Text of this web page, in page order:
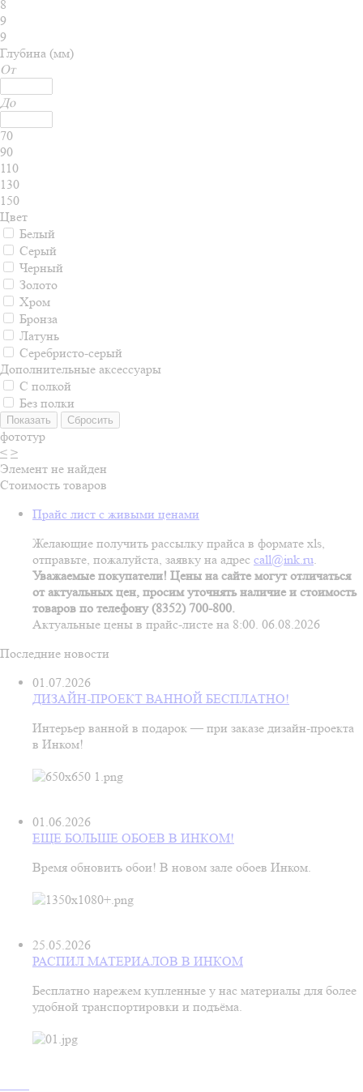
8
9
9
Глубина (мм)
От
До
70
90
110
130
150
Цвет
Белый
Серый
Черный
Золото
Хром
Бронза
Латунь
Серебристо-серый
Дополнительные аксессуары
С полкой
Без полки
фототур
< >
Элемент не найден
Стоимость товаров
Прайс лист с живыми ценами
Желающие получить рассылку прайса в формате xls,
отправьте, пожалуйста, заявку на адрес call@ink.ru.
Уважаемые покупатели! Цены на сайте могут отличаться
от актуальных цен, просим уточнять наличие и стоимость
товаров по телефону (8352) 700-800.
Актуальные цены в прайс-листе на 8:00. 06.08.2026
Последние новости
01.07.2026
ДИЗАЙН-ПРОЕКТ ВАННОЙ БЕСПЛАТНО!
Интерьер ванной в подарок — при заказе дизайн‑проекта
в Инком!
01.06.2026
ЕЩЕ БОЛЬШЕ ОБОЕВ В ИНКОМ!
Время обновить обои! В новом зале обоев Инком.
25.05.2026
РАСПИЛ МАТЕРИАЛОВ В ИНКОМ
Бесплатно нарежем купленные у нас материалы для более
удобной транспортировки и подъёма.